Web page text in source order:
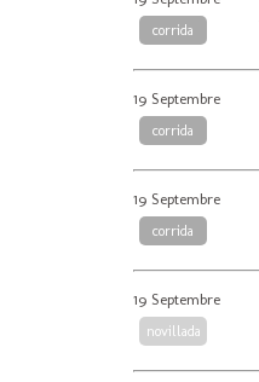
corrida
19 Septembre
corrida
19 Septembre
corrida
19 Septembre
novillada